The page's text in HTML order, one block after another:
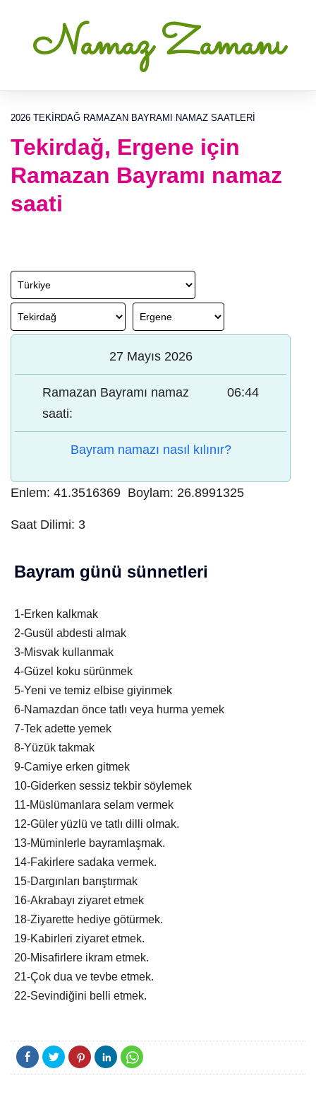
Namaz Zamanı
2026 TEKIRDAĞ RAMAZAN BAYRAMI NAMAZ SAATLERI
Tekirdağ, Ergene için
Ramazan Bayramı namaz
saati
27 Mayıs 2026
Ramazan Bayramı namaz
saati:
06:44
Bayram namazı nasıl kılınır?
Enlem: 41.3516369 Boylam: 26.8991325
Saat Dilimi: 3
Bayram günü sünnetleri
1-Erken kalkmak
2-Gusül abdesti almak
3-Misvak kullanmak
4-Güzel koku sürünmek
5-Yeni ve temiz elbise giyinmek
6-Namazdan önce tatlı veya hurma yemek
7-Tek adette yemek
8-Yüzük takmak
9-Camiye erken gitmek
10-Giderken sessiz tekbir söylemek
11-Müslümanlara selam vermek
12-Güler yüzlü ve tatlı dilli olmak.
13-Müminlerle bayramlaşmak.
14-Fakirlere sadaka vermek.
15-Dargınları barıştırmak
16-Akrabayı ziyaret etmek
18-Ziyarette hediye götürmek.
19-Kabirleri ziyaret etmek.
20-Misafirlere ikram etmek.
21-Çok dua ve tevbe etmek.
22-Sevindiğini belli etmek.